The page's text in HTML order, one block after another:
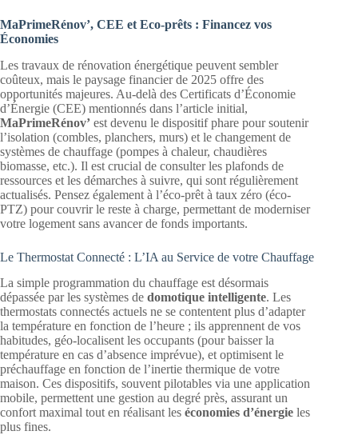
MaPrimeRénov’, CEE et Eco-prêts : Financez vos
Économies
Les travaux de rénovation énergétique peuvent sembler
coûteux, mais le paysage financier de 2025 offre des
opportunités majeures. Au-delà des Certificats d’Économie
d’Énergie (CEE) mentionnés dans l’article initial,
MaPrimeRénov’ est devenu le dispositif phare pour soutenir
l’isolation (combles, planchers, murs) et le changement de
systèmes de chauffage (pompes à chaleur, chaudières
biomasse, etc.). Il est crucial de consulter les plafonds de
ressources et les démarches à suivre, qui sont régulièrement
actualisés. Pensez également à l’éco-prêt à taux zéro (éco-
PTZ) pour couvrir le reste à charge, permettant de moderniser
votre logement sans avancer de fonds importants.
Le Thermostat Connecté : L’IA au Service de votre Chauffage
La simple programmation du chauffage est désormais
dépassée par les systèmes de domotique intelligente. Les
thermostats connectés actuels ne se contentent plus d’adapter
la température en fonction de l’heure ; ils apprennent de vos
habitudes, géo-localisent les occupants (pour baisser la
température en cas d’absence imprévue), et optimisent le
préchauffage en fonction de l’inertie thermique de votre
maison. Ces dispositifs, souvent pilotables via une application
mobile, permettent une gestion au degré près, assurant un
confort maximal tout en réalisant les économies d’énergie les
plus fines.